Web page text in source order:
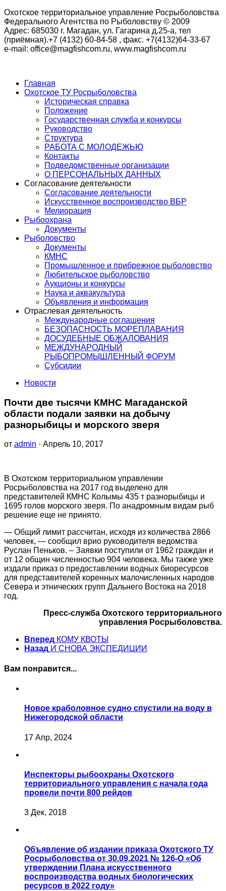
Охотское территориальное управление Росрыболовства
Федерального Агентства по Рыболовству © 2009
Адрес: 685030 г. Магадан, ул. Гагарина д.25-а, тел
(приёмная).+7 (4132) 60-84-58 , факс. +7(4132)64-33-67
e-mail: office@magfishcom.ru, www.magfishcom.ru
Главная
Охотское ТУ Росрыболовства
Историческая справка
Положение
Государственная служба и конкурсы
Руководство
Структура
РАБОТА С МОЛОДЕЖЬЮ
Контакты
Подведомственные организации
О ПЕРСОНАЛЬНЫХ ДАННЫХ
Согласование деятельности
Согласование деятельности
Искусственное воспроизводство ВБР
Мелиорация
Рыбоохрана
Документы
Рыболовство
Документы
КМНС
Промышленное и прибрежное рыболовство
Любительское рыболовство
Аукционы и конкурсы
Наука и аквакультура
Объявления и информация
Отраслевая деятельность
Международные соглашения
БЕЗОПАСНОСТЬ МОРЕПЛАВАНИЯ
ДОСУДЕБНЫЕ ОБЖАЛОВАНИЯ
МЕЖДУНАРОДНЫЙ
РЫБОПРОМЫШЛЕННЫЙ ФОРУМ
Субсидии
Новости
Почти две тысячи КМНС Магаданской
области подали заявки на добычу
разнорыбицы и морского зверя
от admin · Апрель 10, 2017
В Охотском территориальном управлении
Росрыболовства на 2017 год выделено для
представителей КМНС Колымы 435 т разнорыбицы и
1695 голов морского зверя. По анадромным видам рыб
решение еще не принято.
— Общий лимит рассчитан, исходя из количества 2866
человек, — сообщил врио руководителя ведомства
Руслан Пеньков. – Заявки поступили от 1962 граждан и
от 12 общин численностью 904 человека. Мы также уже
издали приказ о предоставлении водных биоресурсов
для представителей коренных малочисленных народов
Севера и этнических групп Дальнего Востока на 2018
год.
Пресс-служба Охотского территориального
управления Росрыболовства.
Вперед КОМУ КВОТЫ
Назад И СНОВА ЭКСПЕДИЦИИ
Вам понравится...
Новое краболовное судно спустили на воду в
Нижегородской области
17 Апр, 2024
Инспекторы рыбоохраны Охотского
территориального управления с начала года
провели почти 800 рейдов
3 Дек, 2018
Объявление об издании приказа Охотского ТУ
Росрыболовства от 30.09.2021 № 126-О «Об
утверждении Плана искусственного
воспроизводства водных биологических
ресурсов в 2022 году»